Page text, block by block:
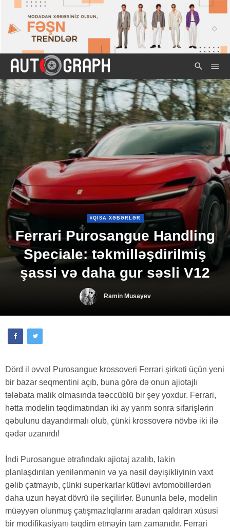
#QISA XƏBƏRLƏR
Ferrari Purosangue Handling
Speciale: təkmilləşdirilmiş
şassi və daha gur səsli V12
Ramin Musayev
Dörd il əvvəl Purosangue krossoveri Ferrari şirkəti üçün yeni
bir bazar seqmentini açıb, buna görə də onun ajiotajlı
tələbata malik olmasında təəccüblü bir şey yoxdur. Ferrari,
hətta modelin təqdimatından iki ay yarım sonra sifarişlərin
qəbulunu dayandırmalı olub, çünki krossoverə növbə iki ilə
qədər uzanırdı!
İndi Purosangue ətrafındakı ajiotaj azalıb, lakin
planlaşdırılan yenilənmənin və ya nəsil dəyişikliyinin vaxt
gəlib çatmayıb, çünki superkarlar kütləvi avtomobillərdən
daha uzun həyat dövrü ilə seçilirlər. Bununla belə, modelin
müəyyən olunmuş çatışmazlıqlarını aradan qaldıran xüsusi
bir modifikasiyanı təqdim etməyin tam zamanıdır. Ferrari